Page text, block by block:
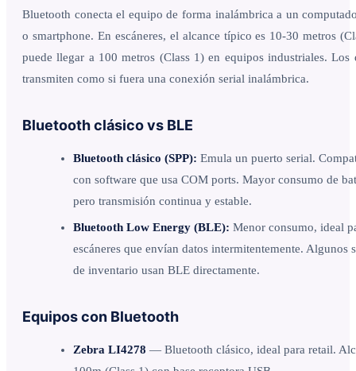
Bluetooth conecta el equipo de forma inalámbrica a un
o smartphone. En escáneres, el alcance típico es 10-30 metros
puede llegar a 100 metros (Class 1) en equipos industriales. Los
transmiten como si fuera una conexión serial inalámbrica.
Bluetooth clásico vs BLE
Bluetooth clásico (SPP): Emula un puerto serial.
con software que usa COM ports. Mayor consumo de
pero transmisión continua y estable.
Bluetooth Low Energy (BLE): Menor consumo, ideal
escáneres que envían datos intermitentemente. Algunos
de inventario usan BLE directamente.
Equipos con Bluetooth
Zebra LI4278 — Bluetooth clásico, ideal para retail.